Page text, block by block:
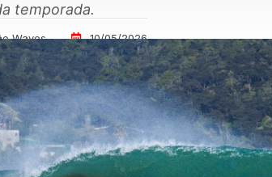
temporada.
Waves 10/05/2026